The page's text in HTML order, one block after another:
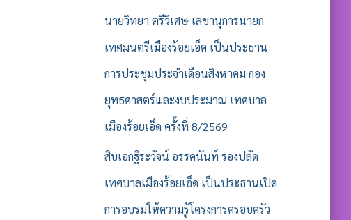
นายวิทยา ตรีวิเศษ เลขานุการนายก
เทศมนตรีเมืองร้อยเอ็ด เป็นประธาน
การประชุมประจำเดือนสิงหาคม กอง
ยุทธศาสตร์และงบประมาณ เทศบาล
เมืองร้อยเอ็ด ครั้งที่ 8/2569
สิบเอกฐิระวัจน์ อรรคนันท์ รองปลัด
เทศบาลเมืองร้อยเอ็ด เป็นประธานเปิด
การอบรมให้ความรู้โครงการครอบครัว